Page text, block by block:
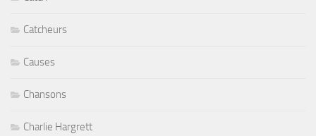
Catcheurs
Causes
Chansons
Charlie Hargrett